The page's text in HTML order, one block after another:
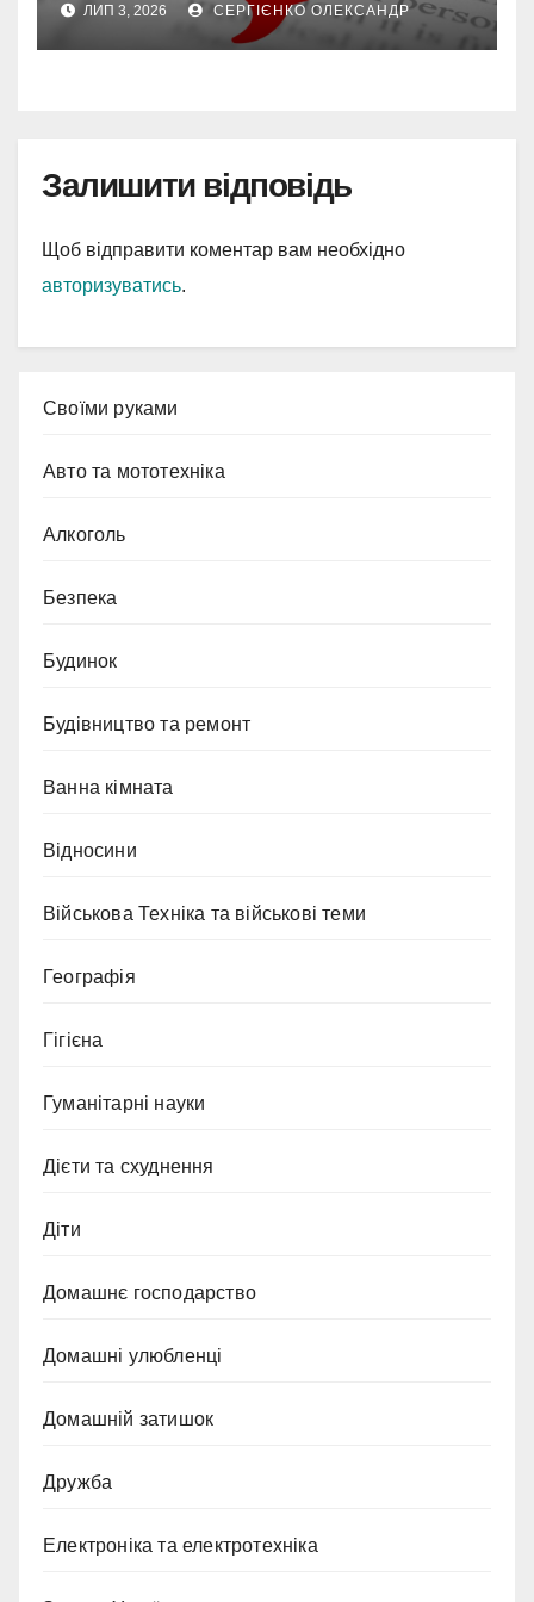
ЛИП 3, 2026 СЕРГІЄНКО ОЛЕКСАНДР
Залишити відповідь
Щоб відправити коментар вам необхідно
авторизуватись.
Cвоїми руками
Авто та мототехніка
Алкоголь
Безпека
Будинок
Будівництво та ремонт
Ванна кімната
Відносини
Військова Техніка та військові теми
Географія
Гігієна
Гуманітарні науки
Дієти та схуднення
Діти
Домашнє господарство
Домашні улюбленці
Домашній затишок
Дружба
Електроніка та електротехніка